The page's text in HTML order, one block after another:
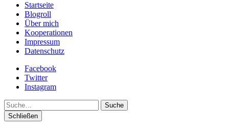
Startseite
Blogroll
Über mich
Kooperationen
Impressum
Datenschutz
Facebook
Twitter
Instagram
Suche
Schließen